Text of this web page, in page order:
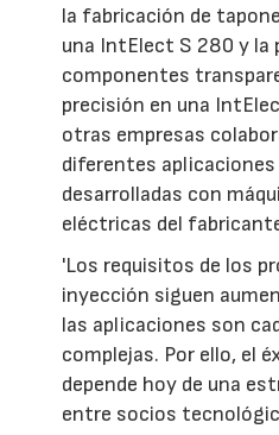
la fabricación de
una IntElect S 280 y la
componentes
precisión en una
otras empresas
diferentes aplicaciones
desarrolladas con
eléctricas del
'Los requisitos de los
inyección siguen
las aplicaciones son
complejas. Por ello, el
depende hoy de una
entre socios